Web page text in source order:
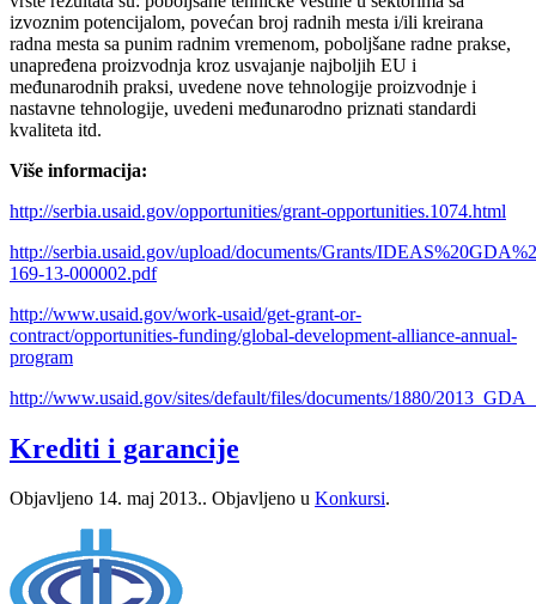
izvoznim potencijalom, povećan broj radnih mesta i/ili kreirana
radna mesta sa punim radnim vremenom, poboljšane radne prakse,
unapređena proizvodnja kroz usvajanje najboljih EU i
međunarodnih praksi, uvedene nove tehnologije proizvodnje i
nastavne tehnologije, uvedeni međunarodno priznati standardi
kvaliteta itd.
Više informacija:
http://serbia.usaid.gov/opportunities/grant-opportunities.1074.html
http://serbia.usaid.gov/upload/documents/Grants/
169-13-000002.pdf
http://www.usaid.gov/work-usaid/get-grant-or-
contract/opportunities-funding/global-development-alliance-annual-
program
http://www.usaid.gov/sites/default/files/documents/1880/
Krediti i garancije
Objavljeno 14. maj 2013.. Objavljeno u Konkursi.